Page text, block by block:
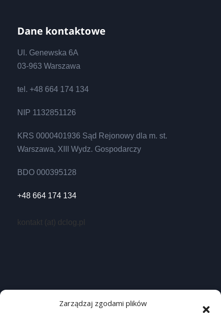
Zarządzaj zgodami plików
Dane kontaktowe
Ul. Genewska 6A
03-963 Warszawa
tel. +48 664 174 134
NIP 1132851126
KRS 0000401936 Sąd Rejonowy dla m. st.
Warszawa, XIII Wydz. Gospodarczy
BDO 000395128
+48 664 174 134
kontakt (at) dclog.pl
Przydatne linki